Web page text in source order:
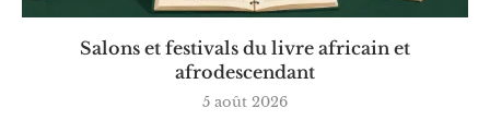
Salons et festivals du livre africain et
afrodescendant
5 août 2026